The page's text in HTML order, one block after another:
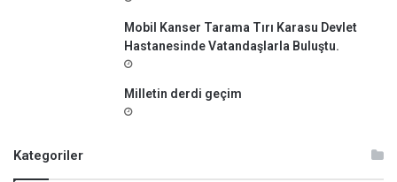
Mobil Kanser Tarama Tırı Karasu Devlet
Hastanesinde Vatandaşlarla Buluştu.
Milletin derdi geçim
Kategoriler